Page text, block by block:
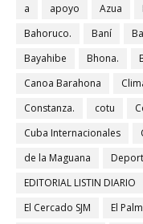
a apoyo Azua
Bahoruco.
Baní
Bayahibe
Bhona.
Canoa Barahona
Constanza.
cotu
Cuba Internacionales
de la Maguana
EDITORIAL LISTIN DIARIO
El Cercado SJM
El